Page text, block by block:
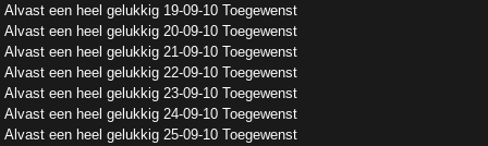
Alvast een heel gelukkig 19-09-10 Toegewenst
Alvast een heel gelukkig 20-09-10 Toegewenst
Alvast een heel gelukkig 21-09-10 Toegewenst
Alvast een heel gelukkig 22-09-10 Toegewenst
Alvast een heel gelukkig 23-09-10 Toegewenst
Alvast een heel gelukkig 24-09-10 Toegewenst
Alvast een heel gelukkig 25-09-10 Toegewenst